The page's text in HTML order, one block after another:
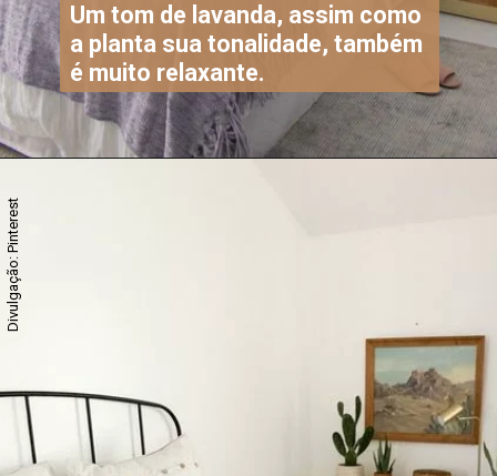
Um tom de lavanda, assim como
a planta sua tonalidade, também
é muito relaxante.
Divulgação: Pinterest